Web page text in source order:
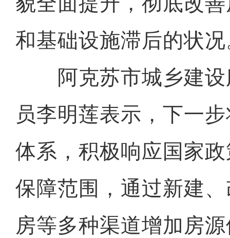
和基础设施滞后的状
阿克苏市城乡建设
员李明莲表示，下一
体系，积极响应国家
保障范围，通过新建
房等多种渠道增加房